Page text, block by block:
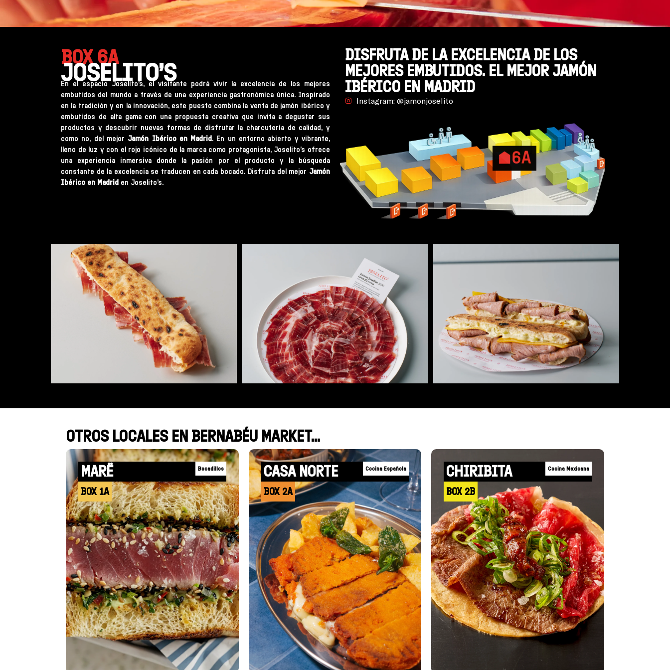
BOX 6A
JOSELITO’S
En el espacio Joselito’s, el visitante podrá vivir la excelencia de los mejores
embutidos del mundo a través de una experiencia gastronómica única. Inspirado
en la tradición y en la innovación, este puesto combina la venta de jamón ibérico y
embutidos de alta gama con una propuesta creativa que invita a degustar sus
productos y descubrir nuevas formas de disfrutar la charcutería de calidad, y
como no, del mejor Jamón Ibérico en Madrid. En un entorno abierto y vibrante,
lleno de luz y con el rojo icónico de la marca como protagonista, Joselito’s ofrece
una experiencia inmersiva donde la pasión por el producto y la búsqueda
constante de la excelencia se traducen en cada bocado. Disfruta del mejor Jamón
Ibérico en Madrid en Joselito’s.
DISFRUTA DE LA EXCELENCIA DE LOS
MEJORES EMBUTIDOS. EL MEJOR JAMÓN
IBÉRICO EN MADRID
Instagram: @jamonjoselito
OTROS LOCALES EN BERNABÉU MARKET...
MARË
BOX 1A
Bocadillos
+INFO
CASA NORTE
BOX 2A
Cocina Española
+INFO
CHIRIBITA
BOX 2B
Cocina Mexicana
+INFO